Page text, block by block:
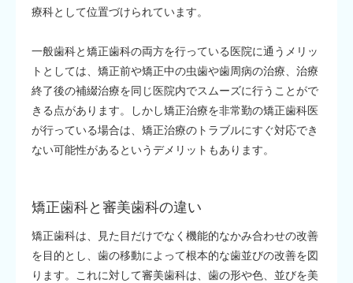
療科として位置づけられています。
一般歯科と矯正歯科の両方を行っている医院に通うメリッ
トとしては、矯正前や矯正中の虫歯や歯周病の治療、治療
終了後の補綴治療を同じ医院内でスムーズに行うことがで
きる点があります。しかし矯正治療を非常勤の矯正歯科医
が行っている場合は、矯正治療のトラブルにすぐ対応でき
ない可能性があるというデメリットもあります。
矯正歯科と審美歯科の違い
矯正歯科は、見た目だけでなく機能的なかみ合わせの改善
を目的とし、歯の移動によって根本的な歯並びの改善を図
ります。これに対して審美歯科は、歯の形や色、並びを美